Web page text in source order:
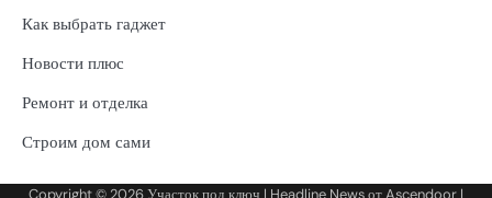
Как выбрать гаджет
Новости плюс
Ремонт и отделка
Строим дом сами